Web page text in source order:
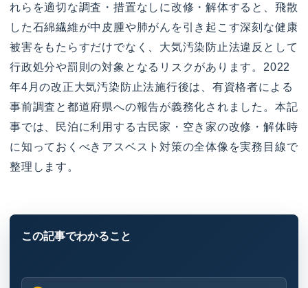
れらを適切な調査・措置なしに改修・解体すると、飛散
した石綿繊維が中皮腫や肺がんを引き起こす深刻な健康
被害をもたらすだけでなく、大気汚染防止法違反として
行政処分や罰則の対象となるリスクがあります。2022
年4月の改正大気汚染防止法施行後は、有資格者による
事前調査と都道府県への報告が義務化されました。本記
事では、民泊に利用する古民家・空き家の改修・解体時
に知っておくべきアスベスト対策の全体像を実務目線で
整理します。